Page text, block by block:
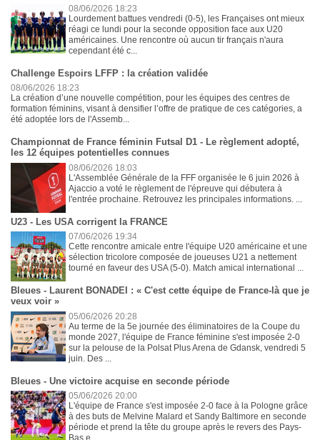
08/06/2026 18:23
Lourdement battues vendredi (0-5), les Françaises ont mieux
réagi ce lundi pour la seconde opposition face aux U20
américaines. Une rencontre où aucun tir français n'aura
cependant été c...
Challenge Espoirs LFFP : la création validée
08/06/2026 18:23
La création d’une nouvelle compétition, pour les équipes des centres de
formation féminins, visant à densifier l’offre de pratique de ces catégories, a
été adoptée lors de l'Assemb...
Championnat de France féminin Futsal D1 - Le règlement adopté,
les 12 équipes potentielles connues
08/06/2026 18:03
L'Assemblée Générale de la FFF organisée le 6 juin 2026 à
Ajaccio a voté le règlement de l'épreuve qui débutera à
l'entrée prochaine. Retrouvez les principales informations. ...
U23 - Les USA corrigent la FRANCE
07/06/2026 19:34
Cette rencontre amicale entre l'équipe U20 américaine et une
sélection tricolore composée de joueuses U21 a nettement
tourné en faveur des USA (5-0). Match amical international ...
Bleues - Laurent BONADEI : « C'est cette équipe de France-là que je
veux voir »
05/06/2026 20:28
Au terme de la 5e journée des éliminatoires de la Coupe du
monde 2027, l'équipe de France féminine s'est imposée 2-0
sur la pelouse de la Polsat Plus Arena de Gdansk, vendredi 5
juin. Des ...
Bleues - Une victoire acquise en seconde période
05/06/2026 20:00
L'équipe de France s'est imposée 2-0 face à la Pologne grâce
à des buts de Melvine Malard et Sandy Baltimore en seconde
période et prend la tête du groupe après le revers des Pays-